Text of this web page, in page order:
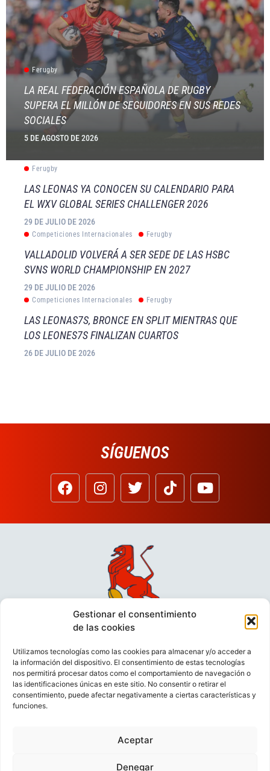
Gestionar el consentimiento
de las cookies
Utilizamos tecnologías como las cookies para almacenar y/o acceder a
la información del dispositivo. El consentimiento de estas tecnologías
nos permitirá procesar datos como el comportamiento de navegación o
las identificaciones únicas en este sitio. No consentir o retirar el
consentimiento, puede afectar negativamente a ciertas características y
funciones.
Aceptar
Denegar
Ferugby
LA REAL FEDERACIÓN ESPAÑOLA DE RUGBY
SUPERA EL MILLÓN DE SEGUIDORES EN SUS REDES
SOCIALES
5 DE AGOSTO DE 2026
Ferugby
LAS LEONAS YA CONOCEN SU CALENDARIO PARA
EL WXV GLOBAL SERIES CHALLENGER 2026
29 DE JULIO DE 2026
Competiciones Internacionales Ferugby
VALLADOLID VOLVERÁ A SER SEDE DE LAS HSBC
SVNS WORLD CHAMPIONSHIP EN 2027
29 DE JULIO DE 2026
Competiciones Internacionales Ferugby
LAS LEONAS7S, BRONCE EN SPLIT MIENTRAS QUE
LOS LEONES7S FINALIZAN CUARTOS
26 DE JULIO DE 2026
SÍGUENOS
VIDEOCONFERENCIAS
POLÍTICA DE PRIVACIDAD
CONTACTO